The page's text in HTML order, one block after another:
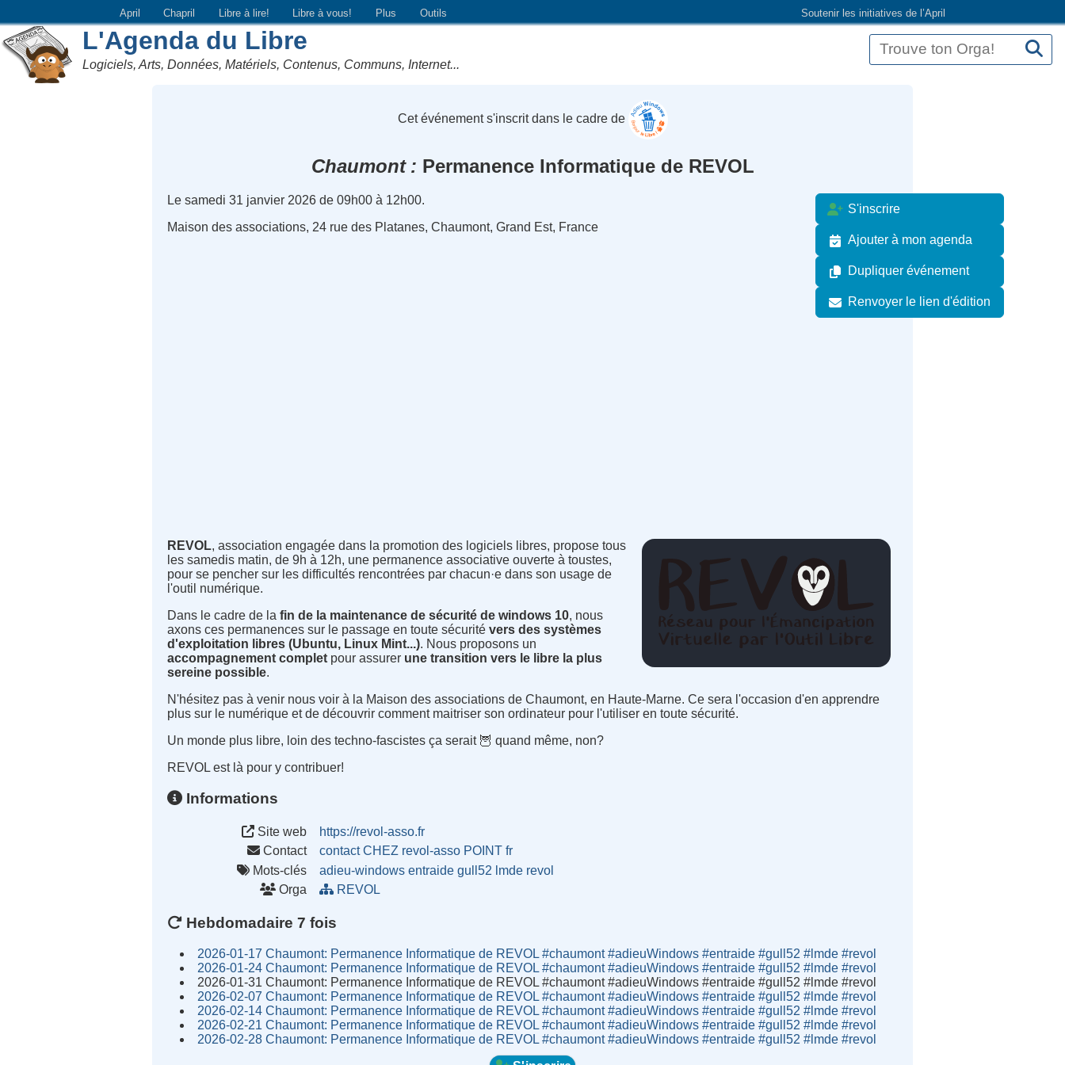
Soutenir les initiatives de l’April
April Chapril Libre à lire! Libre à vous! Plus Outils
L'Agenda du Libre
Logiciels, Arts, Données, Matériels, Contenus, Communs, Internet...
Cet événement s'inscrit dans le cadre de
Chaumont Permanence Informatique de REVOL
S'inscrire
Ajouter à mon agenda
Dupliquer événement
Renvoyer le lien d'édition
Le samedi 31 janvier 2026 de 09h00 à 12h00.
Maison des associations, 24 rue des Platanes, Chaumont, Grand Est, France
REVOL, association engagée dans la promotion des logiciels libres, propose tous
les samedis matin, de 9h à 12h, une permanence associative ouverte à toustes,
pour se pencher sur les difficultés rencontrées par chacun·e dans son usage de
l'outil numérique.
Dans le cadre de lafin de la maintenance de sécurité de windows 10, nous
axons ces permanences sur le passage en toute sécuritévers des systèmes
d'exploitation libres (Ubuntu, Linux Mint...). Nous proposons un
accompagnement complet pour assurer une transition vers le libre la plus
sereine possible.
N'hésitez pas à venir nous voir à la Maison des associations de Chaumont, en Haute-Marne. Ce sera l'occasion d'en apprendre
plus sur le numérique et de découvrir comment maitriser son ordinateur pour l'utiliser en toute sécurité.
Un monde plus libre, loin des techno-fascistes ça serait 🦉 quand même, non?
REVOL est là pour y contribuer!
Informations
Site web
https://revol-asso.fr
Contact
contact CHEZ revol-asso POINT fr
Mots-clés
adieu-windows entraide gull52 lmde revol
Orga
REVOL
Hebdomadaire 7 fois
2026-01-17 Chaumont: Permanence Informatique de REVOL #chaumont #adieuWindows #entraide #gull52 #lmde #revol
2026-01-24 Chaumont: Permanence Informatique de REVOL #chaumont #adieuWindows #entraide #gull52 #lmde #revol
2026-01-31 Chaumont: Permanence Informatique de REVOL #chaumont #adieuWindows #entraide #gull52 #lmde #revol
2026-02-07 Chaumont: Permanence Informatique de REVOL #chaumont #adieuWindows #entraide #gull52 #lmde #revol
2026-02-14 Chaumont: Permanence Informatique de REVOL #chaumont #adieuWindows #entraide #gull52 #lmde #revol
2026-02-21 Chaumont: Permanence Informatique de REVOL #chaumont #adieuWindows #entraide #gull52 #lmde #revol
2026-02-28 Chaumont: Permanence Informatique de REVOL #chaumont #adieuWindows #entraide #gull52 #lmde #revol